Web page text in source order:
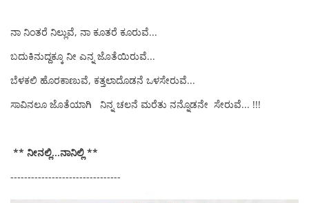
ನಾ ನಿಂತರೆ ನಿಲ್ಲುವೆ, ನಾ ಕೂತರೆ ಕೂರುವೆ...
ಬದುಕಿನುದ್ದಕ್ಕೂ ನೀ ಎನ್ನ ಜೊತೆಯಿರುವೆ...
ಬೆಳಕಲಿ ಹೊರಕಾಣುವೆ, ಕತ್ತಲಾದೊಡನೆ ಒಳಸೇರುವೆ...
ಸಾವಿನಲೂ ಜೊತೆಯಾಗಿ ನಿನ್ನ ಚಲನೆ ಮರೆತು ನನ್ನೊಡನೇ ಸೇರುವೆ... !!!
** ನೀನಲ್ಲಿ...ನಾನಿಲ್ಲಿ **
--------------------------------